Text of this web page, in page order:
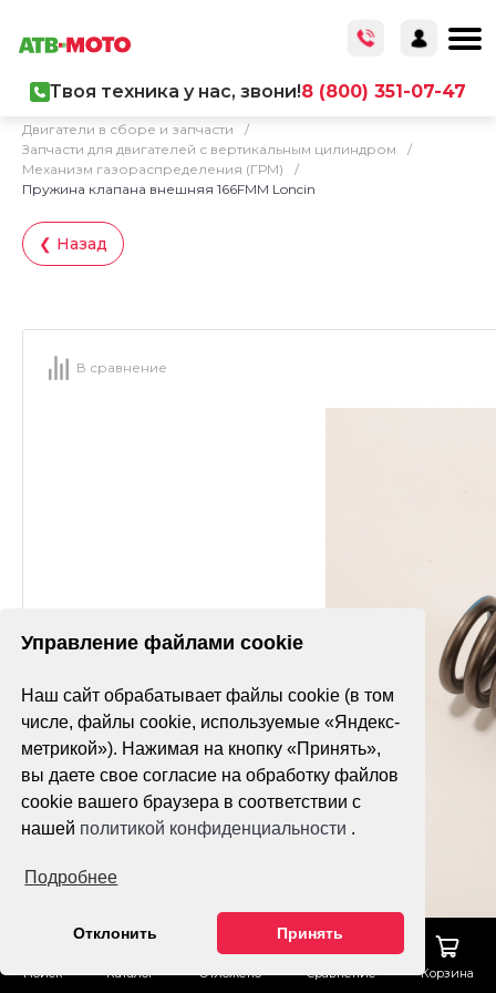
Управление файлами cookie
Наш сайт обрабатывает файлы cookie (в том
числе, файлы cookie, используемые «Яндекс-
метрикой»). Нажимая на кнопку «Принять»,
вы даете свое согласие на обработку файлов
cookie вашего браузера в соответствии с
нашей политикой конфиденциальности .
Подробнее
Отклонить Принять
Поиск Каталог Отложено Сравнение Корзина
Твоя техника у нас, звони!8 (800) 351-07-47
Двигатели в сборе и запчасти
/
Запчасти для двигателей с вертикальным цилиндром
/
Механизм газораспределения (ГРМ)
/
Пружина клапана внешняя 166FMM Loncin
❮ Назад
В сравнение